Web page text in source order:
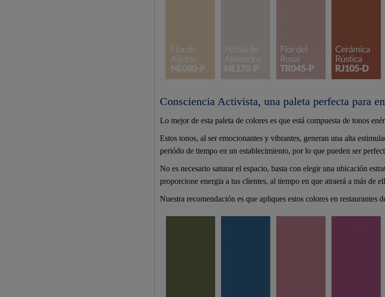
Consciencia Activista, una paleta perfecta para
Lo mejor de esta paleta de colores es que está compuesta de tonos
Estos tonos, al ser emocionantes y vibrantes, generan una alta
periódo de tiempo en un establecimiento, por lo que pueden ser
No es necesario saturar el espacio, basta con elegir una ubicación
proporcione energia a tus clientes, al tiempo en que atraerá a más de
Nuestra recomendación es que apliques estos colores en restaurantes